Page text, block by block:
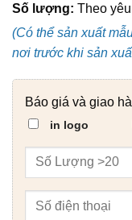
Số lượng: Theo
(Có thể sản xuất
nơi trước khi sản
Báo giá và giao
in logo